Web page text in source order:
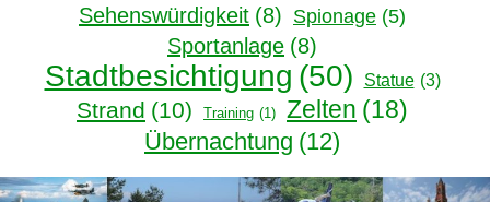
Sehenswürdigkeit (8) Spionage (5)
Sportanlage (8)
Stadtbesichtigung (50) Statue (3)
Strand (10) Training (1) Zelten (18)
Übernachtung (12)